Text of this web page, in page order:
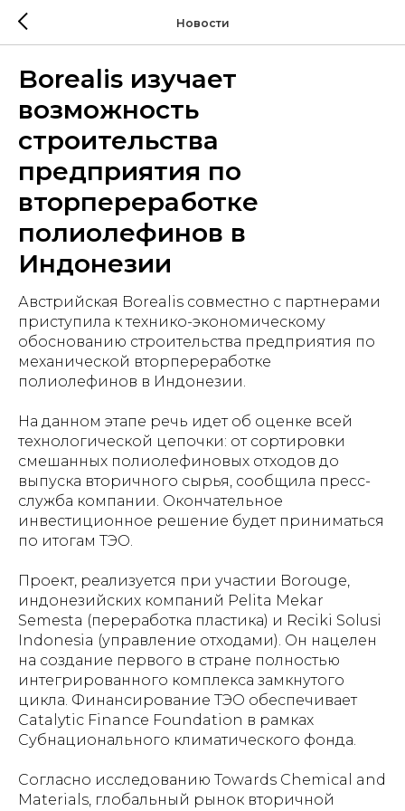
Новости
Borealis изучает
возможность
строительства
предприятия по
вторпереработке
полиолефинов в
Индонезии
Австрийская Borealis совместно с партнерами
приступила к технико-экономическому
обоснованию строительства предприятия по
механической вторпереработке
полиолефинов в Индонезии.
На данном этапе речь идет об оценке всей
технологической цепочки: от сортировки
смешанных полиолефиновых отходов до
выпуска вторичного сырья, сообщила пресс-
служба компании. Окончательное
инвестиционное решение будет приниматься
по итогам ТЭО.
Проект, реализуется при участии Borouge,
индонезийских компаний Pelita Mekar
Semesta (переработка пластика) и Reciki Solusi
Indonesia (управление отходами). Он нацелен
на создание первого в стране полностью
интегрированного комплекса замкнутого
цикла. Финансирование ТЭО обеспечивает
Catalytic Finance Foundation в рамках
Субнационального климатического фонда.
Согласно исследованию Towards Chemical and
Materials, глобальный рынок вторичной